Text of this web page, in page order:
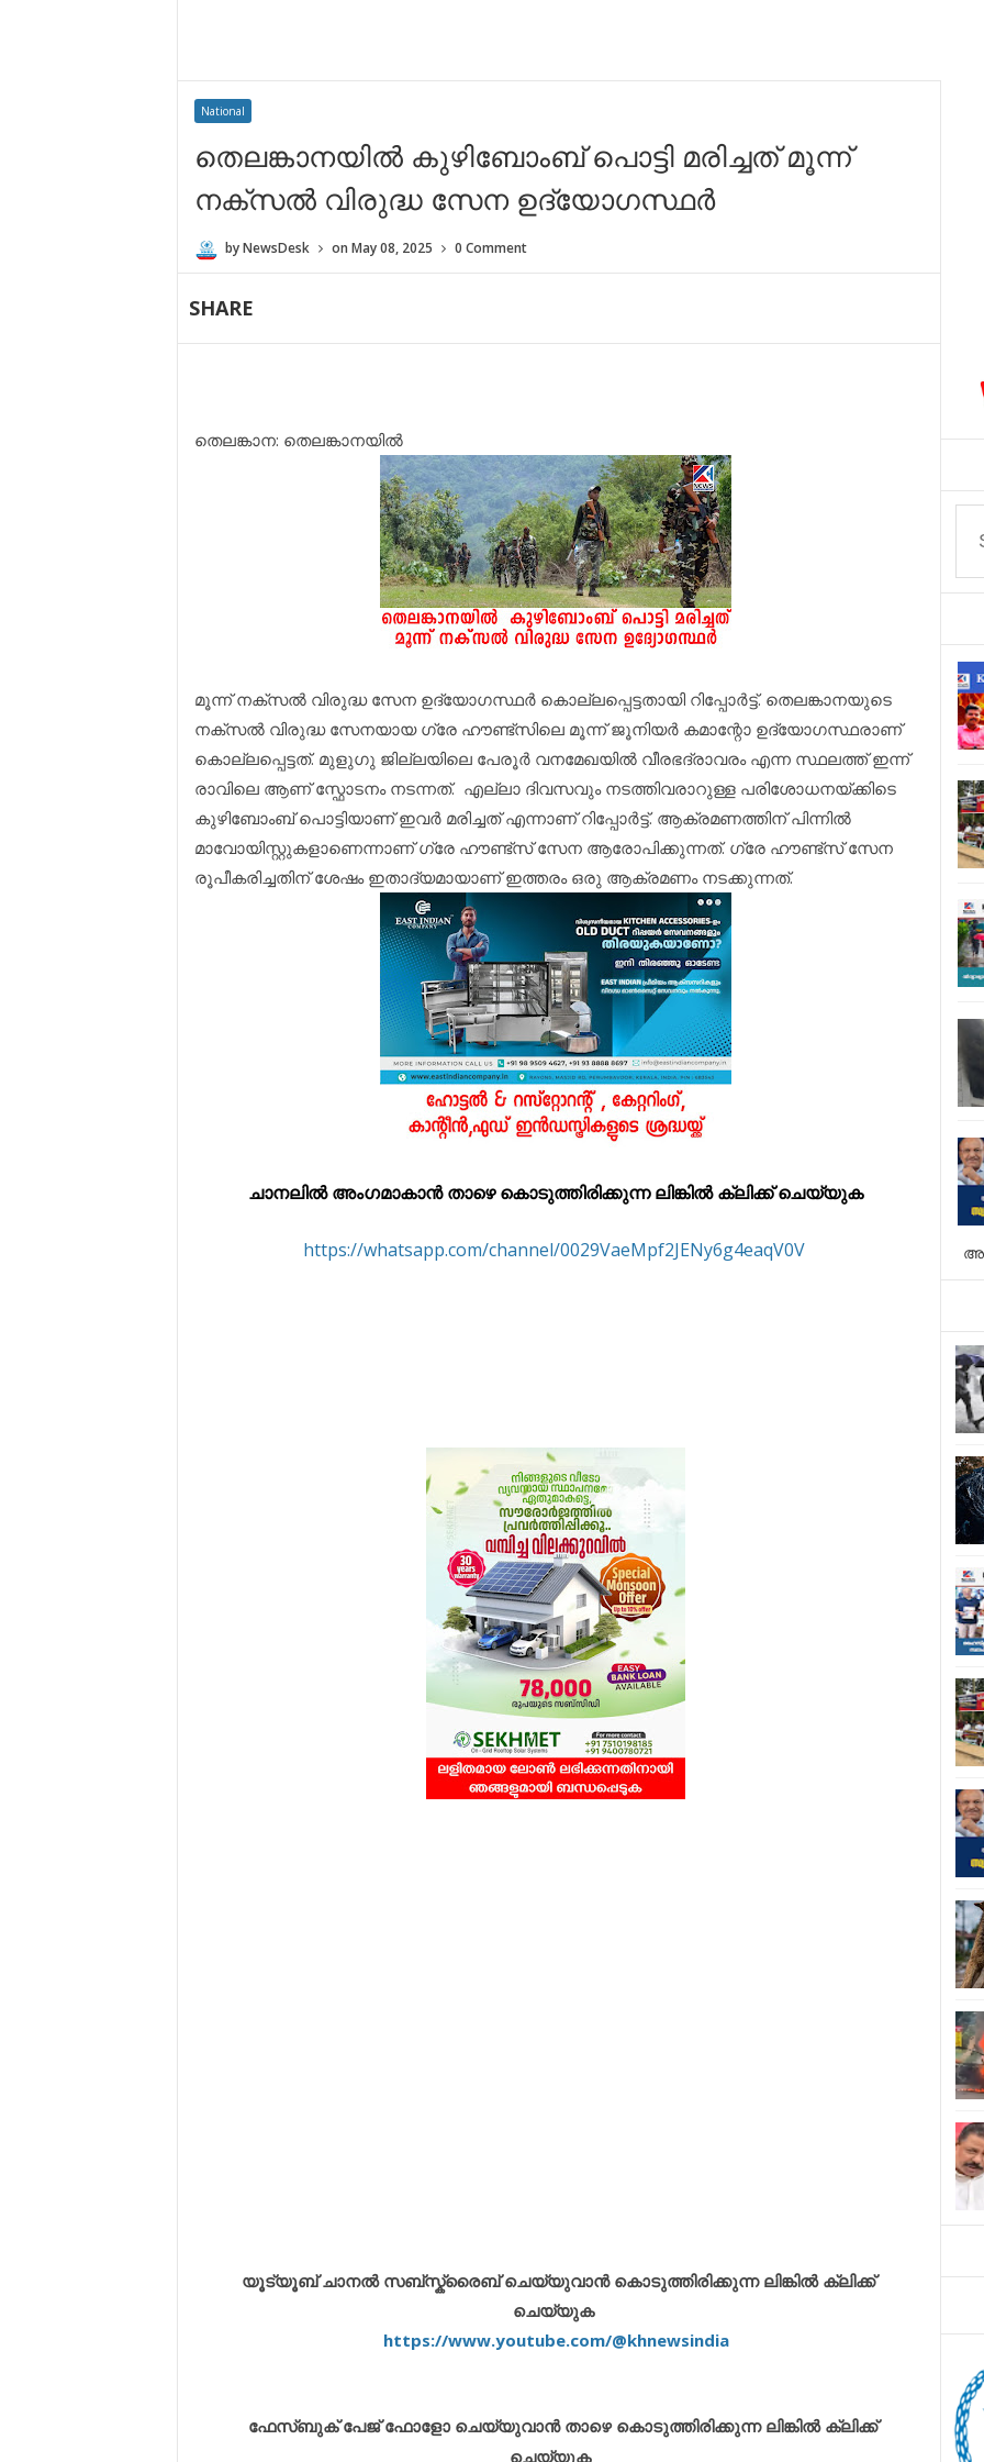
National
തെലങ്കാനയിൽ കുഴിബോംബ് പൊട്ടി മരിച്ചത് മൂന്ന്
നക്സൽ വിരുദ്ധ സേന ഉദ്യോഗസ്ഥർ
byNewsDesk on May 08, 2025 0 Comment
SHARE
തെലങ്കാന: തെലങ്കാനയിൽ
മൂന്ന് നക്സൽ വിരുദ്ധ സേന ഉദ്യോഗസ്ഥർ കൊല്ലപ്പെട്ടതായി റിപ്പോർട്ട്. തെലങ്കാനയുടെ
നക്സൽ വിരുദ്ധ സേനയായ ഗ്രേ ഹൗണ്ട്സിലെ മൂന്ന് ജൂനിയർ കമാന്റോ ഉദ്യോ​ഗസ്ഥരാണ്
കൊല്ലപ്പെട്ടത്. മുളുഗു ജില്ലയിലെ പേരൂർ വനമേഖയിൽ വീരഭദ്രാവരം എന്ന സ്ഥലത്ത് ഇന്ന്
രാവിലെ ആണ് സ്ഫോടനം നടന്നത്. എല്ലാ ദിവസവും നടത്തിവരാറുള്ള പരിശോധനയ്ക്കിടെ
കുഴിബോംബ് പൊട്ടിയാണ് ഇവർ മരിച്ചത് എന്നാണ് റിപ്പോർട്ട്. ആക്രമണത്തിന് പിന്നിൽ
മാവോയിസ്റ്റുകളാണെന്നാണ് ​ഗ്രേ ഹൗണ്ട്സ് സേന ആരോപിക്കുന്നത്. ഗ്രേ ഹൗണ്ട്സ് സേന
രൂപീകരിച്ചതിന് ശേഷം ഇതാദ്യമായാണ് ഇത്തരം ഒരു ആക്രമണം നടക്കുന്നത്.
ചാനലിൽ അംഗമാകാൻ താഴെ കൊടുത്തിരിക്കുന്ന ലിങ്കിൽ ക്ലിക്ക് ചെയ്യുക
https://whatsapp.com/channel/0029VaeMpf2JENy6g4eaqV0V
യൂട്യൂബ് ചാനൽ സബ്സ്ക്രൈബ് ചെയ്യുവാൻ കൊടുത്തിരിക്കുന്ന ലിങ്കിൽ ക്ലിക്ക്
ചെയ്യുക
https://www.youtube.com/@khnewsindia
ഫേസ്ബുക് പേജ് ഫോളോ ചെയ്യുവാൻ താഴെ കൊടുത്തിരിക്കുന്ന ലിങ്കിൽ ക്ലിക്ക്
ചെയ്യുക